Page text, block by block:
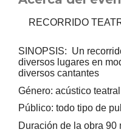
RECORRIDO
SINOPSIS: Un
diversos lugares en
diversos cantantes
Género: acústico teatral
Público: todo tipo de
Duración de la obra 90